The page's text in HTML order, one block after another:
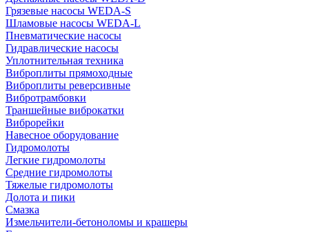
Грязевые насосы WEDA-S
Шламовые насосы WEDA-L
Пневматические насосы
Гидравлические насосы
Уплотнительная техника
Виброплиты прямоходные
Виброплиты реверсивные
Вибротрамбовки
Траншейные виброкатки
Виброрейки
Навесное оборудование
Гидромолоты
Легкие гидромолоты
Средние гидромолоты
Тяжелые гидромолоты
Долота и пики
Смазка
Измельчители-бетоноломы и крашеры